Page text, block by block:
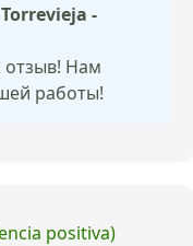
-
отзыв! Нам
работы!
positiva)